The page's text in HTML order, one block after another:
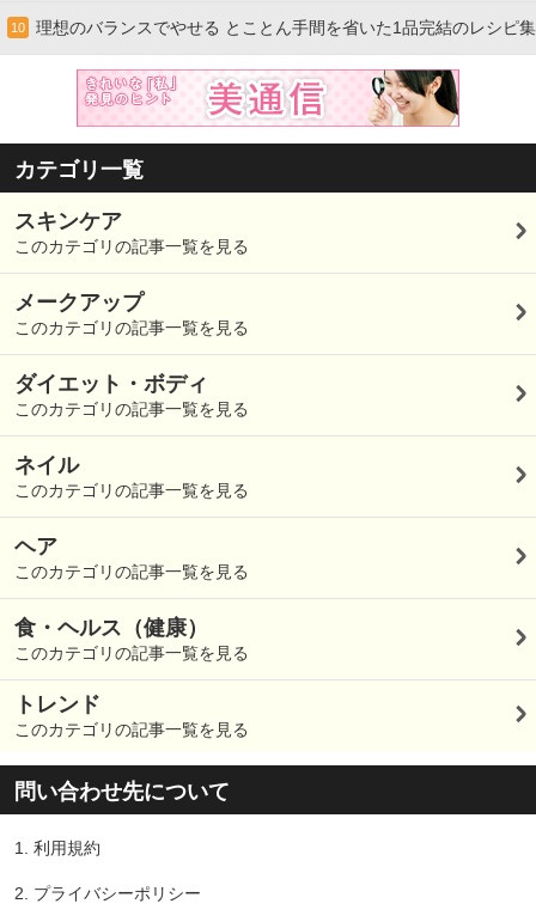
10 理想のバランスでやせる とことん手間を省いた1品完結のレシピ集
カテゴリ一覧
スキンケア
このカテゴリの記事一覧を見る
メークアップ
このカテゴリの記事一覧を見る
ダイエット・ボディ
このカテゴリの記事一覧を見る
ネイル
このカテゴリの記事一覧を見る
ヘア
このカテゴリの記事一覧を見る
食・ヘルス（健康）
このカテゴリの記事一覧を見る
トレンド
このカテゴリの記事一覧を見る
問い合わせ先について
1. 利用規約
2. プライバシーポリシー